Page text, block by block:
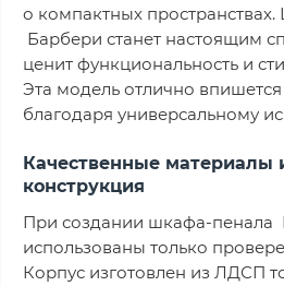
о компактных
Барбери станет настоящим
ценит функциональность и
Эта модель отлично
благодаря универсальному
Качественные материалы
конструкция
При создании шкафа-пенала
использованы только
Корпус изготовлен из ЛДСП